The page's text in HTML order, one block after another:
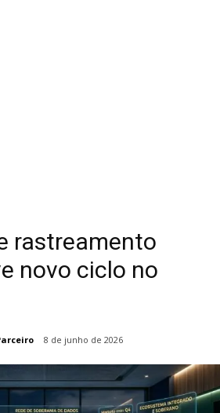
rastreamento
novo ciclo no
8 de junho de 2026